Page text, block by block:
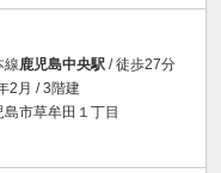
線鹿児島中央駅 / 徒歩27分
2月 / 3階建
市草牟田１丁目